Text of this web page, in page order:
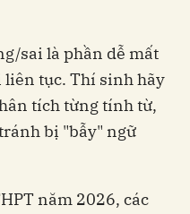
sai là phần dễ mất
liên tục. Thí sinh hãy
tích từng tính từ,
bị "bẫy" ngữ
năm 2026, các